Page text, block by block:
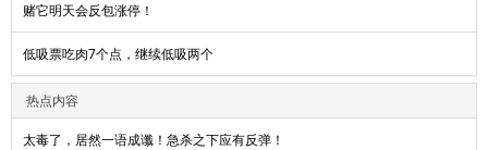
赌它明天会反包涨停！
低吸票吃肉7个点，继续低吸两个
热点内容
太毒了，居然一语成谶！急杀之下应有反弹！